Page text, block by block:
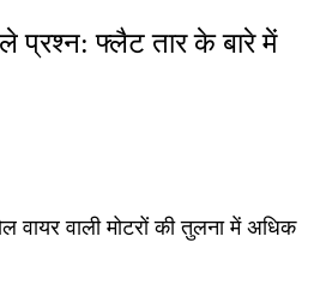
प्रश्न: फ्लैट तार के बारे में
वायर वाली मोटरों की तुलना में अधिक